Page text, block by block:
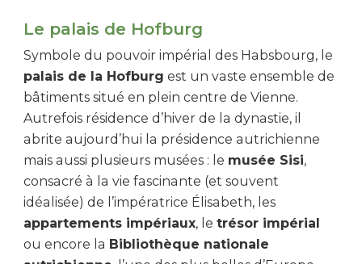
Le palais de Hofburg
Symbole du pouvoir impérial des Habsbourg, le
palais de la Hofburg est un vaste ensemble de
bâtiments situé en plein centre de Vienne.
Autrefois résidence d’hiver de la dynastie, il
abrite aujourd’hui la présidence autrichienne
mais aussi plusieurs musées : le musée Sisi,
consacré à la vie fascinante (et souvent
idéalisée) de l’impératrice Élisabeth, les
appartements impériaux, le trésor impérial
ou encore la Bibliothèque nationale